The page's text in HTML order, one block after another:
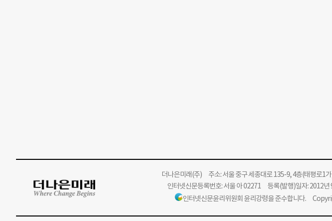
더나은미래(주)주소: 서울 중구 세종대로 135-9, 4층(태평로
인터넷신문등록번호: 서울 아 02271 등록(발행)일자: 2012
인터넷신문윤리위원회 윤리강령을 준수합니다.